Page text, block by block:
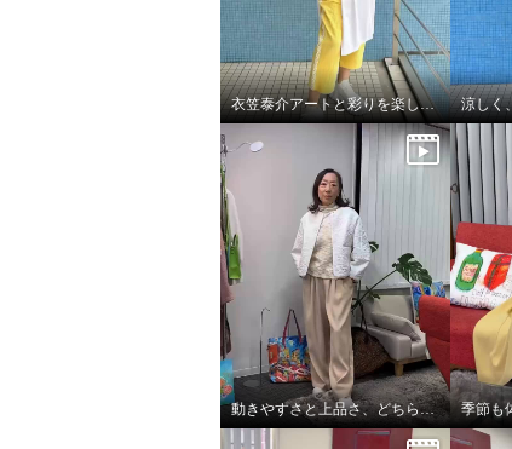
衣笠泰介アートと彩りを楽しむ夏スタイル
動きやすさと上品さ、どちらも大切にした大人スタイル